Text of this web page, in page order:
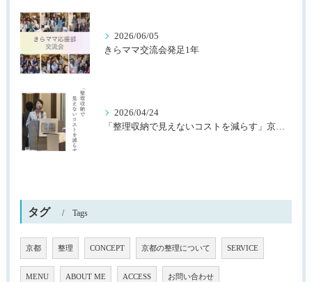
2026/06/05
きらママ交流会発足1年
2026/04/24
「整理収納で見えないコストを減らす」京都桂川ロータリークラブ様主催
タグ Tags
京都 整理 CONCEPT 京都の整理について SERVICE
MENU ABOUT ME ACCESS お問い合わせ